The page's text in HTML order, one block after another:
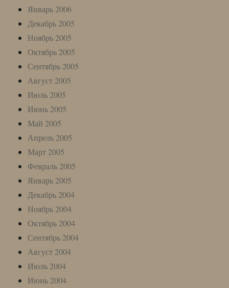
Январь 2006
Декабрь 2005
Ноябрь 2005
Октябрь 2005
Сентябрь 2005
Август 2005
Июль 2005
Июнь 2005
Май 2005
Апрель 2005
Март 2005
Февраль 2005
Январь 2005
Декабрь 2004
Ноябрь 2004
Октябрь 2004
Сентябрь 2004
Август 2004
Июль 2004
Июнь 2004